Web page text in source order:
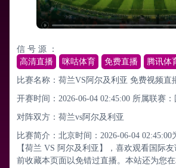
信 号 源 ：
高清直播
咪咕体育 免费直播 腾讯体
比赛名称：荷兰VS阿尔及利亚 免费视频直
开赛时间：2026-06-04 02:45:00 所属联赛：
对阵双方：荷兰vs阿尔及利亚
比赛简介：北京时间：2026-06-04
【荷兰 VS 阿尔及利亚】，喜欢观看国际
前收藏本页面以免错过直播。本站还为您